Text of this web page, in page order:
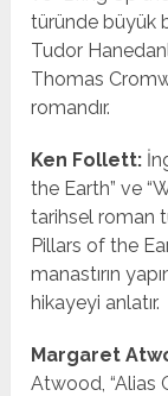
türünde büyük
Tudor
Thomas
romandır.
Ken Follett:
the Earth” ve
tarihsel roman
Pillars of the
manastırın
hikayeyi anlatır.
Margaret
Atwood, “Alias